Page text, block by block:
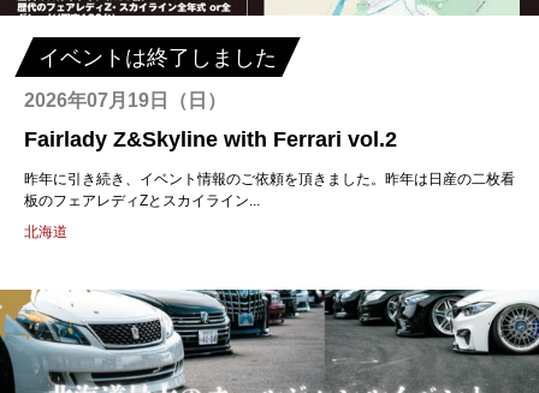
イベントは終了しました
2026年07月19日（日）
Fairlady Z&Skyline with Ferrari vol.2
昨年に引き続き、イベント情報のご依頼を頂きました。昨年は日産の二枚看
板のフェアレディZとスカイライン...
北海道